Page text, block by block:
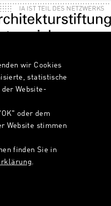
IA IST TEIL DES NETZWERKS
wir Cookies
statistische
der Website-
oder dem
Website stimmen
finden Sie in
.